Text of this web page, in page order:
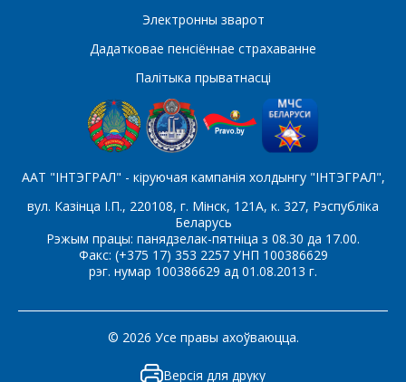
Электронны зварот
Дадатковае пенсіённае страхаванне
Палітыка прыватнасці
ААТ "ІНТЭГРАЛ" - кіруючая кампанія холдынгу "ІНТЭГРАЛ",
вул. Казінца І.П., 220108, г. Мінск, 121А, к. 327, Рэспубліка
Беларусь
Рэжым працы: панядзелак-пятніца з 08.30 да 17.00.
Факс: (+375 17) 353 2257 УНП 100386629
рэг. нумар 100386629 ад 01.08.2013 г.
© 2026 Усе правы ахоўваюцца.
Версія для друку
Які цікавіць тавар/паслуга
Паведамленне*
*- обязательные поля